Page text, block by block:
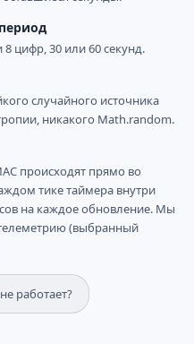
8 цифр, 30 или 60 секунд.
случайного источника
никакого Math.random.
происходят прямо во
тике таймера внутри
на каждое обновление. Мы
(выбранный
работает?